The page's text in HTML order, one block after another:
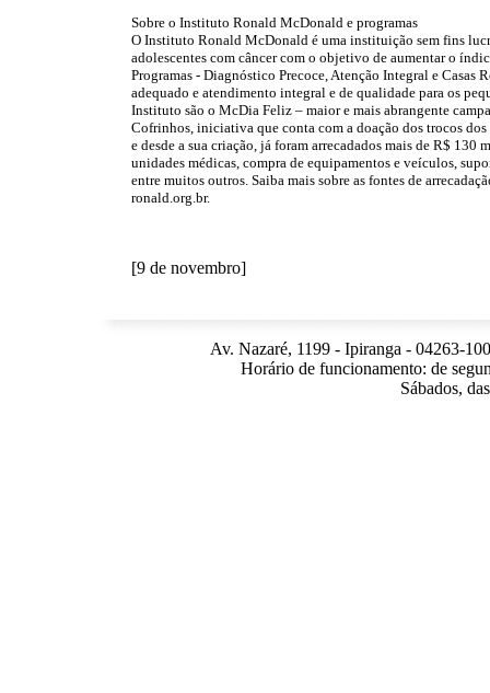
Sobre o Instituto Ronald McDonald e programas
O Instituto Ronald McDonald é uma instituição sem fins
adolescentes com câncer com o objetivo de aumentar o
Programas - Diagnóstico Precoce, Atenção Integral e
adequado e atendimento integral e de qualidade para os
Instituto são o McDia Feliz – maior e mais abrangente
Cofrinhos, iniciativa que conta com a doação dos trocos
e desde a sua criação, já foram arrecadados mais de R$
unidades médicas, compra de equipamentos e veículos,
entre muitos outros. Saiba mais sobre as fontes de
ronald.org.br.
[9 de novembro]
Av. Nazaré, 1199 - Ipiranga - 04263-
Horário de funcionamento: de
Sábados,